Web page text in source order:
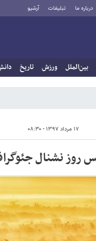
درباره ما تبلیغات آرشیو
بین‌الملل ورزش تاریخ
۱۷ مرداد ۱۳۹۷ - ۰۸:۳۰
نشنال